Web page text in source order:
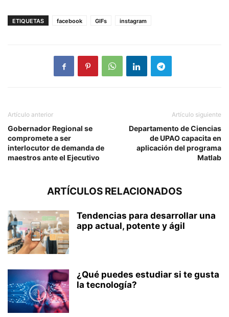
ETIQUETAS facebook GIFs instagram
Artículo anterior
Gobernador Regional se
compromete a ser
interlocutor de demanda de
maestros ante el Ejecutivo
Artículo siguiente
Departamento de Ciencias
de UPAO capacita en
aplicación del programa
Matlab
ARTÍCULOS RELACIONADOS
Tendencias para desarrollar una
app actual, potente y ágil
¿Qué puedes estudiar si te gusta
la tecnología?